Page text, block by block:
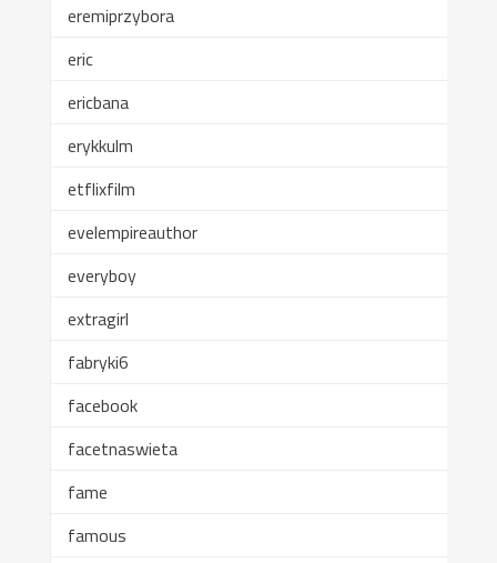
eremiprzybora
eric
ericbana
erykkulm
etflixfilm
evelempireauthor
everyboy
extragirl
fabryki6
facebook
facetnaswieta
fame
famous